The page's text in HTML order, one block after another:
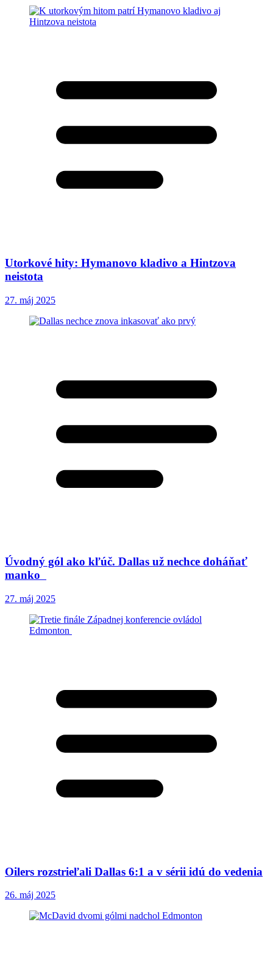
Utorkové hity: Hymanovo kladivo a Hintzova
neistota
27. máj 2025
Úvodný gól ako kľúč. Dallas už nechce doháňať
manko
27. máj 2025
Oilers rozstrieľali Dallas 6:1 a v sérii idú do vedenia
26. máj 2025